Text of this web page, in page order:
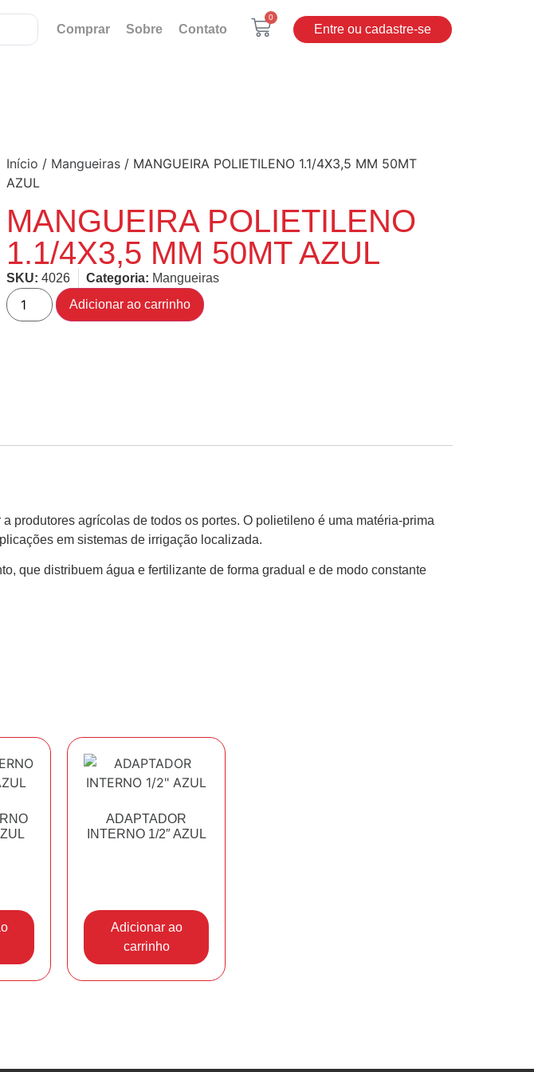
Comprar Sobre Contato
0
Entre ou cadastre-se
Início / Mangueiras / MANGUEIRA POLIETILENO 1.1/4X3,5 MM 50MT
AZUL
MANGUEIRA POLIETILENO
1.1/4X3,5 MM 50MT AZUL
Adicionar ao carrinho
SKU: 4026 Categoria: Mangueiras
produtores agrícolas de todos os portes. O polietileno é uma matéria-prima
em sistemas de irrigação localizada.
que distribuem água e fertilizante de forma gradual e de modo constante
ADAPTADOR
INTERNO 1/2″ AZUL
Adicionar ao
carrinho